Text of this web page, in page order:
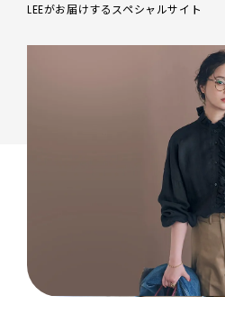
LEEがお届けするスペシャルサイト